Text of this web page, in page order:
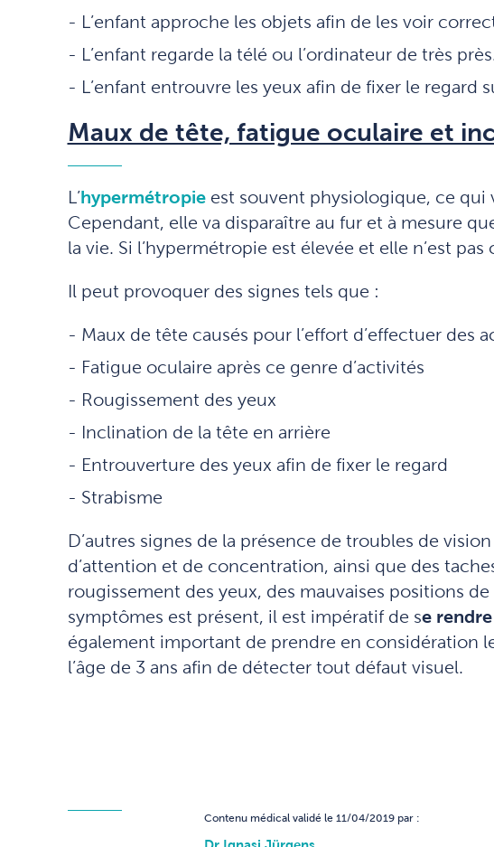
L’enfant approche les objets afin de les voir
L’enfant regarde la télé ou l’ordinateur de très
L’enfant entrouvre les yeux afin de fixer le regard
Maux de tête, fatigue oculaire et
L’hypermétropieest souvent physiologique, ce qui
Cependant, elle va disparaître au fur et à mesure
la vie. Si l’hypermétropie est élevée et elle n’est
Il peut provoquer des signes tels que :
Maux de tête causés pour l’effort d’effectuer des
Fatigue oculaire après ce genre d’activités
Rougissement des yeux
Inclination de la tête en arrière
Entrouverture des yeux afin de fixer le regard
Strabisme
D’autres signes de la présence de troubles de
d’attention et de concentration, ainsi que des
rougissement des yeux, des mauvaises positions
symptômes est présent, il est impératif de se
également important de prendre en considération
l’âge de 3 ans afin de détecter tout défaut visuel.
Contenu médical validé le 11/04/2019 par :